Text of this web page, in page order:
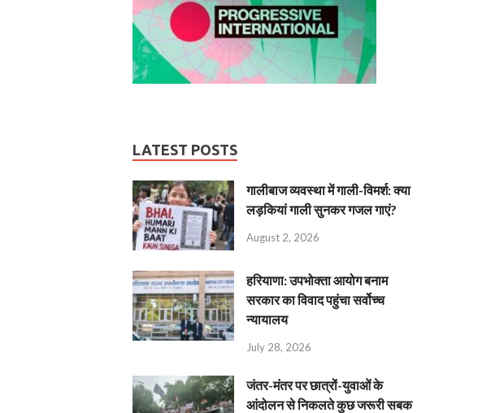
LATEST POSTS
गालीबाज व्‍यवस्‍था में गाली-विमर्श: क्या
लड़कियां गाली सुनकर गजल गाएं?
August 2, 2026
हरियाणा: उपभोक्ता आयोग बनाम
सरकार का विवाद पहुंचा सर्वोच्च
न्यायालय
July 28, 2026
जंतर-मंतर पर छात्रों-युवाओं के
आंदोलन से निकलते कुछ जरूरी सबक